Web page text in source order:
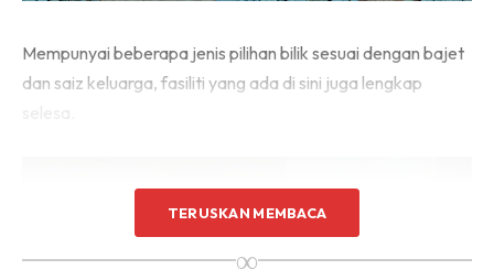
Mempunyai beberapa jenis pilihan bilik sesuai dengan bajet
dan saiz keluarga, fasiliti yang ada di sini juga lengkap
TERUSKAN MEMBACA
∞